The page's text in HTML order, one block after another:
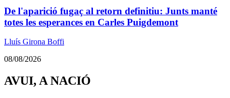
De l'aparició fugaç al retorn definitiu: Junts manté
totes les esperances en Carles Puigdemont
Lluís Girona Boffi
08/08/2026
AVUI, A NACIÓ